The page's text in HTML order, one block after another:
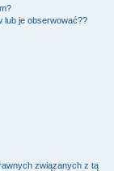
lub je obserwować??
związanych z tą